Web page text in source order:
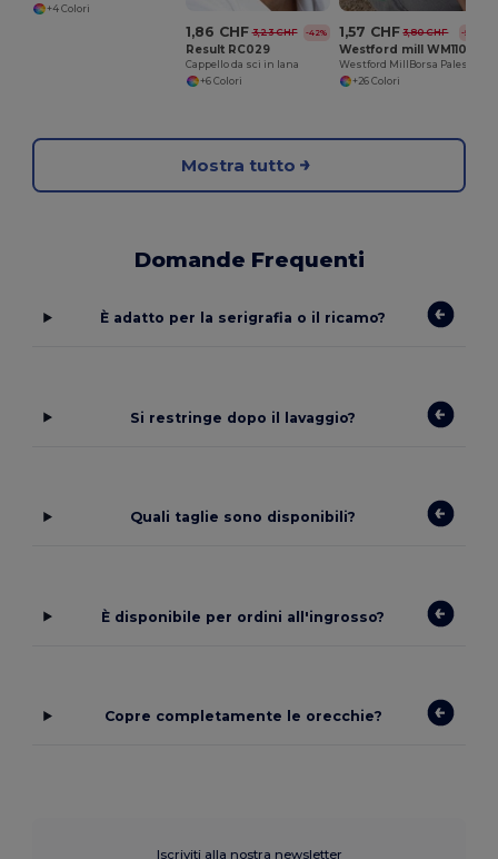
+4 Colori
1,86 CHF 3,23 CHF -42%
Result RC029
Cappello da sci in lana
+6 Colori
1,57 CHF 3,80 CHF -59%
Westford mill WM110
+26 Colori
Mostra tutto
Domande Frequenti
È adatto per la serigrafia o il ricamo?
Si restringe dopo il lavaggio?
Quali taglie sono disponibili?
È disponibile per ordini all'ingrosso?
Copre completamente le orecchie?
Iscriviti alla nostra newsletter